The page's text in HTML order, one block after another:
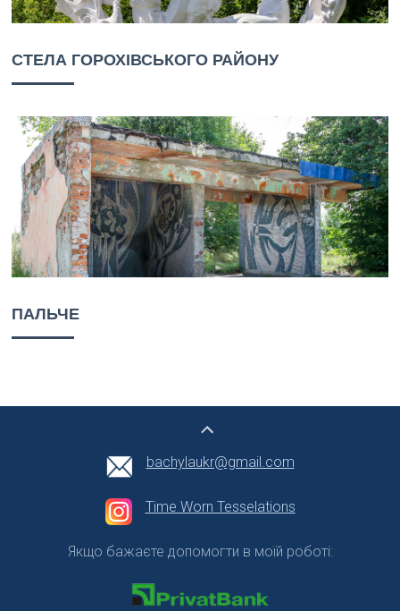
СТЕЛА ГОРОХІВСЬКОГО РАЙОНУ
ПАЛЬЧЕ
bachylaukr@gmail.com
Time Worn Tesselations
Якщо бажаєте допомогти в моїй роботі: